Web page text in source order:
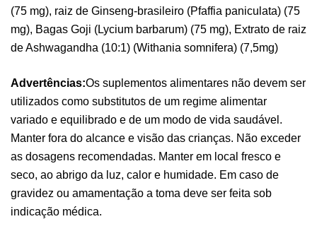
(75 mg), raiz de Ginseng-brasileiro (Pfaffia paniculata) (75
mg), Bagas Goji (Lycium barbarum) (75 mg), Extrato de raiz
de Ashwagandha (10:1) (Withania somnifera) (7,5mg)
Advertências:Os suplementos alimentares não devem ser
utilizados como substitutos de um regime alimentar
variado e equilibrado e de um modo de vida saudável.
Manter fora do alcance e visão das crianças. Não exceder
as dosagens recomendadas. Manter em local fresco e
seco, ao abrigo da luz, calor e humidade. Em caso de
gravidez ou amamentação a toma deve ser feita sob
indicação médica.
Pure Electrolytes 270 G Ostrovit
Desporto, Suplementos
7,50€
Triple Magnesium + B6 P-5-P 90 Cápsulas
Ostrovit
Saúde Óssea,Suplementos
Vitamin D3 + K2 90 Comprimidos Ostrovit
Saúde Óssea